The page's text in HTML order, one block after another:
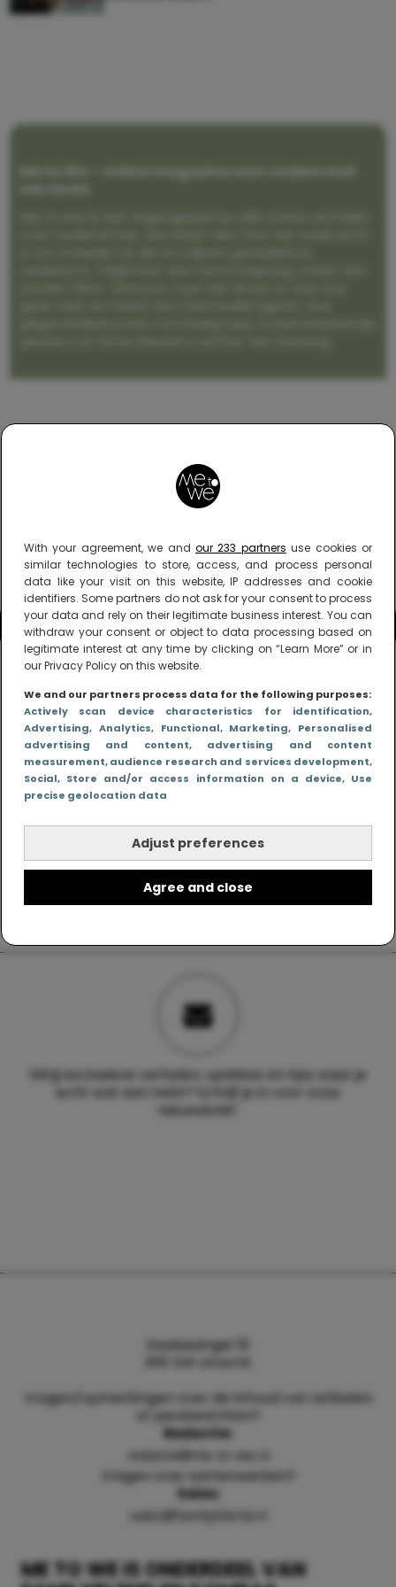
With your agreement, we and our 233 partners use cookies or
similar technologies to store, access, and process personal
data like your visit on this website, IP addresses and cookie
identifiers. Some partners do not ask for your consent to process
your data and rely on their legitimate business interest. You can
withdraw your consent or object to data processing based on
legitimate interest at any time by clicking on “Learn More” or in
our Privacy Policy on this website.
We and our partners process data for the following purposes:
Actively scan device characteristics for identification,
Advertising, Analytics, Functional, Marketing, Personalised
advertising and content, advertising and content
measurement, audience research and services development,
Social, Store and/or access information on a device, Use
precise geolocation data
Adjust preferences
Agree and close
Me to We – online magazine voor ouders met
Wil jij exclusieve verhalen, updates en tips waar je
echt wat aan hebt? Schrijf je in voor onze
nieuwsbrief.
ME TO WE IS ONDERDEEL VAN
Daalsesingel 51
3511 SW Utrecht
Vragen/opmerkingen over de inhoud van artikelen
of persberichten?
Redactie:
redactie@me-to-we.nl
Vragen over samenwerken?
Sales:
sales@familyblend.nl